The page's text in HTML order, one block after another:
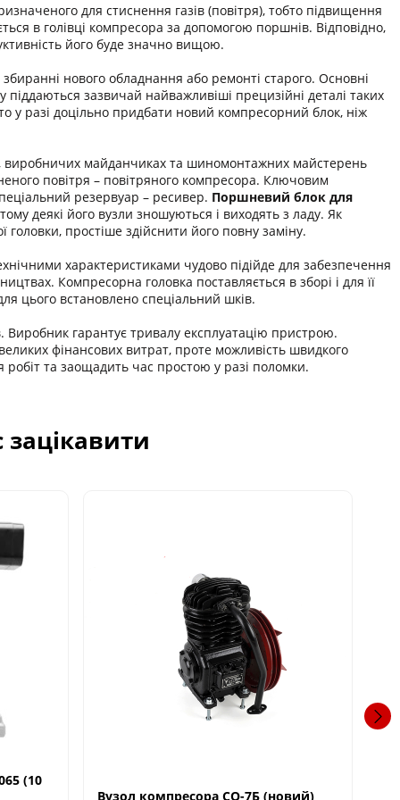
для стиснення газів (повітря), тобто підвищення
в голівці компресора за допомогою поршнів. Відповідно,
його буде значно вищою.
нового обладнання або ремонті старого. Основні
зазвичай найважливіші прецизійні деталі таких
у разі доцільно придбати новий компресорний блок, ніж
виробничих майданчиках та шиномонтажних майстерень
повітря – повітряного компресора. Ключовим
резервуар – ресивер. Поршневий блок для
деякі його вузли зношуються і виходять з ладу. Як
простіше здійснити його повну заміну.
характеристиками чудово підійде для забезпечення
Компресорна головка поставляється в зборі і для її
цього встановлено спеціальний шків.
Виробник гарантує тривалу експлуатацію пристрою.
фінансових витрат, проте можливість швидкого
та заощадить час простою у разі поломки.
(10
Вузол компресора СО-7Б (новий)